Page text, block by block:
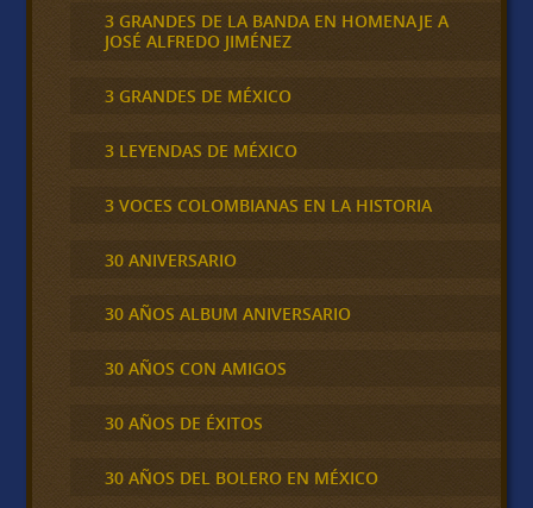
3 GRANDES DE LA BANDA EN HOMENAJE A
JOSÉ ALFREDO JIMÉNEZ
3 GRANDES DE MÉXICO
3 LEYENDAS DE MÉXICO
3 VOCES COLOMBIANAS EN LA HISTORIA
30 ANIVERSARIO
30 AÑOS ALBUM ANIVERSARIO
30 AÑOS CON AMIGOS
30 AÑOS DE ÉXITOS
30 AÑOS DEL BOLERO EN MÉXICO